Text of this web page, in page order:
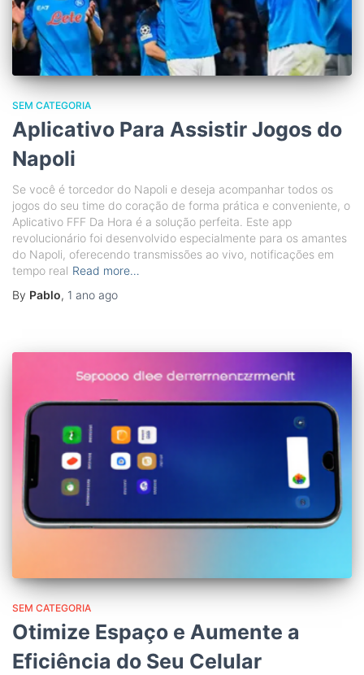
SEM CATEGORIA
Aplicativo Para Assistir Jogos do
Napoli
Se você é torcedor do Napoli e deseja acompanhar todos os
jogos do seu time do coração de forma prática e conveniente, o
Aplicativo FFF Da Hora é a solução perfeita. Este app
revolucionário foi desenvolvido especialmente para os amantes
do Napoli, oferecendo transmissões ao vivo, notificações em
tempo real Read more…
By Pablo, 1 ano ago
SEM CATEGORIA
Otimize Espaço e Aumente a
Eficiência do Seu Celular